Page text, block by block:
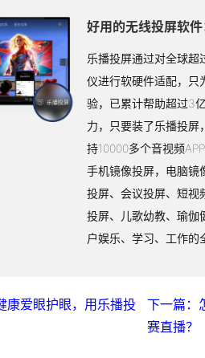
好用的无线投屏软
乐播投屏通过对全球超
仪进行软硬件适配，只
验，已累计帮助超过3
力，只要装了乐播投屏
持10000多个音视频
手机镜像投屏，电脑镜
投屏、会议投屏、短视
投屏、儿歌幼教、瑜伽
户娱乐、学习、工作的
康爱眼护眼，用乐播投
下一篇：
赛直播？